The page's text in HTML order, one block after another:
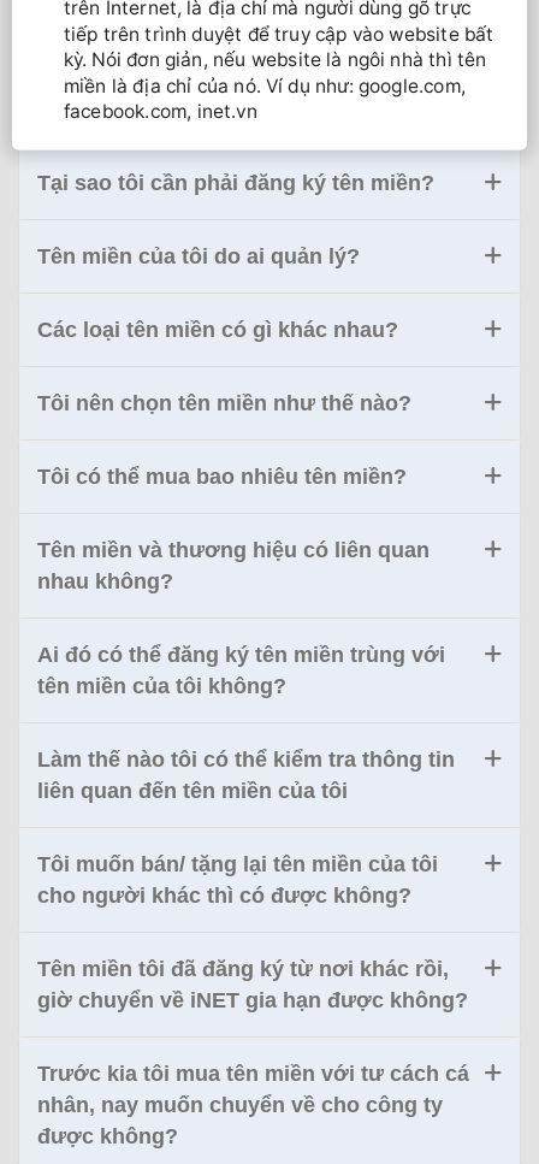
trên Internet, là địa chỉ mà người dùng gõ trực
tiếp trên trình duyệt để truy cập vào website bất
kỳ. Nói đơn giản, nếu website là ngôi nhà thì tên
miền là địa chỉ của nó. Ví dụ như: google.com,
facebook.com, inet.vn
Tại sao tôi cần phải đăng ký tên miền?
Tên miền của tôi do ai quản lý?
Các loại tên miền có gì khác nhau?
Tôi nên chọn tên miền như thế nào?
Tôi có thể mua bao nhiêu tên miền?
Tên miền và thương hiệu có liên quan
nhau không?
Ai đó có thể đăng ký tên miền trùng với
tên miền của tôi không?
Làm thế nào tôi có thể kiểm tra thông tin
liên quan đến tên miền của tôi
Tôi muốn bán/ tặng lại tên miền của tôi
cho người khác thì có được không?
Tên miền tôi đã đăng ký từ nơi khác rồi,
giờ chuyển về iNET gia hạn được không?
Trước kia tôi mua tên miền với tư cách cá
nhân, nay muốn chuyển về cho công ty
được không?